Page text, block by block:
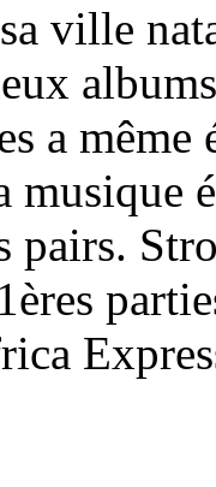
ville
a
musique
pairs.